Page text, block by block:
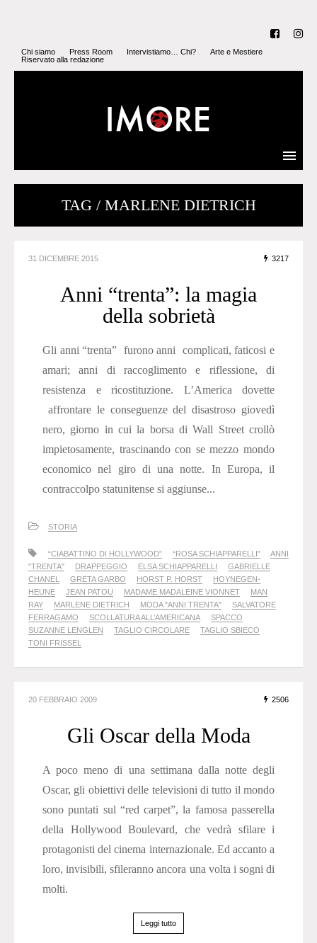
Chi siamo Press Room Intervistiamo… Chi?
Arte e Mestiere
Riservato alla redazione
TAG / MARLENE DIETRICH
31 DICEMBRE 2015 3217
Anni “trenta”: la magia
della sobrietà
Gli anni “trenta” furono anni complicati, faticosi e
amari; anni di raccoglimento e riflessione, di
resistenza e ricostituzione. L’America dovette
affrontare le conseguenze del disastroso giovedì
nero, giorno in cui la borsa di Wall Street crollò
impietosamente, trascinando con se mezzo mondo
economico nel giro di una notte. In Europa, il
contraccolpo statunitense si aggiunse...
STORIA
“CIABATTINO DI HOLLYWOOD” “ROSA SCHIAPPARELLI”
ANNI
"TRENTA"
DRAPPEGGIO ELSA SCHIAPPARELLI
GABRIELLE
CHANEL
GRETA GARBO HORST P. HORST
HOYNEGEN-
HEUNE
JEAN PATOU MADAME MADALEINE VIONNET
MAN
RAY
MARLENE DIETRICH MODA "ANNI TRENTA"
SALVATORE
FERRAGAMO
SCOLLATURA ALL’AMERICANA
SPACCO
SUZANNE LENGLEN
TAGLIO CIRCOLARE
TAGLIO SBIECO
TONI FRISSEL
20 FEBBRAIO 2009 2506
Gli Oscar della Moda
A poco meno di una settimana dalla notte degli
Oscar, gli obiettivi delle televisioni di tutto il mondo
sono puntati sul “red carpet”, la famosa passerella
della Hollywood Boulevard, che vedrà sfilare i
protagonisti del cinema internazionale. Ed accanto a
loro, invisibili, sfileranno ancora una volta i sogni di
molti.
Leggi tutto